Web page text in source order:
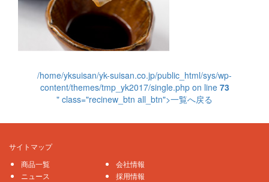
/home/yksuisan/yk-suisan.co.jp/public_html/sys/wp-
content/themes/tmp_yk2017/single.php on line 73
" class="recinew_btn all_btn">一覧へ戻る
サイトマップ
商品一覧
ニュース
会社情報
採用情報